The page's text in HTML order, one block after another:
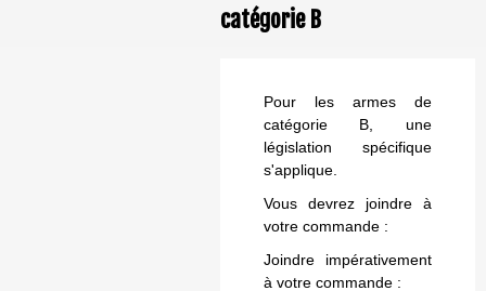
catégorie B
Pour les armes de
catégorie B, une
législation spécifique
s'applique.
Vous devrez joindre à
votre commande :
Joindre impérativement
à votre commande :